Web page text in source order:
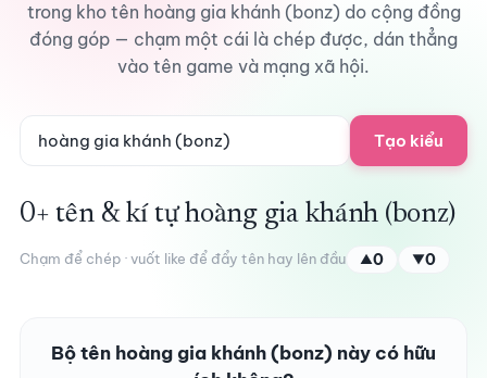
trong kho tên hoàng gia khánh (bonz) do cộng đồng
đóng góp — chạm một cái là chép được, dán thẳng
vào tên game và mạng xã hội.
Tạo kiểu
0+ tên & kí tự hoàng gia khánh (bonz)
Chạm để chép · vuốt like để đẩy tên hay lên đầu ▲0 ▼0
Bộ tên hoàng gia khánh (bonz) này có hữu